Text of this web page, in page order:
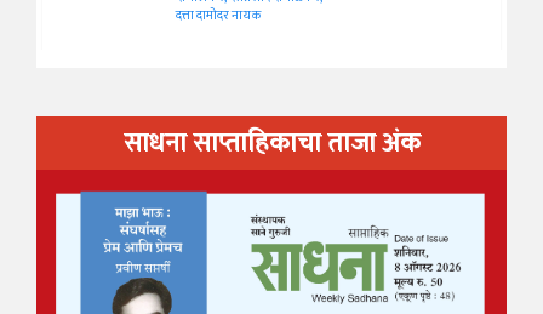
दत्ता दामोदर नायक
साधना साप्ताहिकाचा ताजा अंक